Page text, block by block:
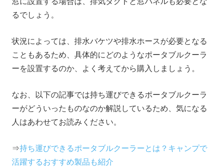
るでしょう。
状況によっては、排水バケツや排水ホースが必要となる
こともあるため、具体的にどのようなポータブルクーラ
ーを設置するのか、よく考えてから購入しましょう。
なお、以下の記事では持ち運びできるポータブルクーラ
ーがどういったものなのか解説しているため、気になる
人はあわせてお読みください。
⇒持ち運びできるポータブルクーラーとは？キャンプで
活躍するおすすめ製品も紹介